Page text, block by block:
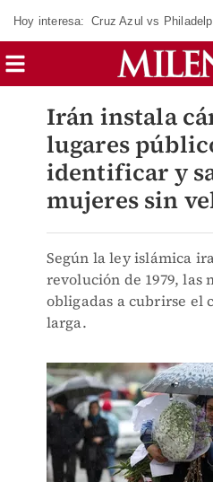
Hoy interesa: Cruz Azul vs
Irán instala
lugares
identificar y
mujeres sin
Según la ley islámica
revolución de 1979, las
obligadas a cubrirse el
larga.